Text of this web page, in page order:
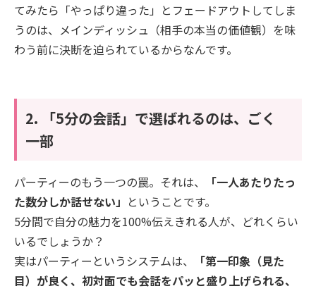
てみたら「やっぱり違った」とフェードアウトしてしま
うのは、メインディッシュ（相手の本当の価値観）を味
わう前に決断を迫られているからなんです。
​2. 「5分の会話」で選ばれるのは、ごく
一部
​パーティーのもう一つの罠。それは、
「一人あたりたっ
た数分しか話せない」 ということです。
​5分間で自分の魅力を100%伝えきれる人が、どれくらい
いるでしょうか？
実はパーティーというシステムは、
「第一印象（見た
目）が良く、初対面でも会話をパッと盛り上げられる、